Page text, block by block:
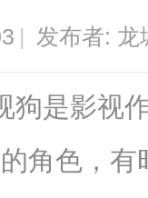
| 发布者: 龙
狗是影视
角色，